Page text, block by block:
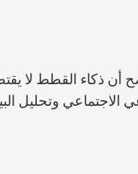
أن ذكاء القطط لا
وتحليل